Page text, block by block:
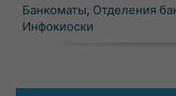
Банкоматы, Отделения
Инфокиоски